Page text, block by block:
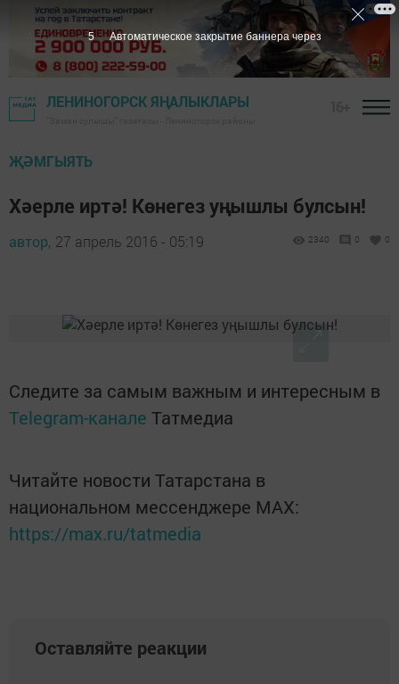
ЛЕНИНОГОРСК ЯҢАЛЫКЛАРЫ
ҖӘМГЫЯТЬ
Хәерле иртә! Көнегез уңышлы булсын!
автор, 27 апрель 2016 - 05:19 2340 0 0
Следите за самым важным и интересным в
Telegram-канале Татмедиа
Читайте новости Татарстана в
национальном мессенджере MАХ:
https://max.ru/tatmedia
Оставляйте реакции
5 Автоматическое закрытие баннера через